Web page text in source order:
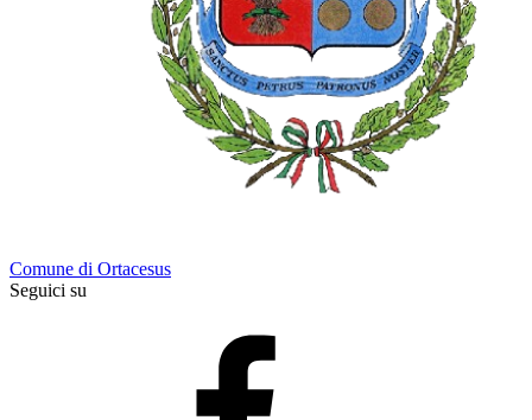
Comune di Ortacesus
Seguici su